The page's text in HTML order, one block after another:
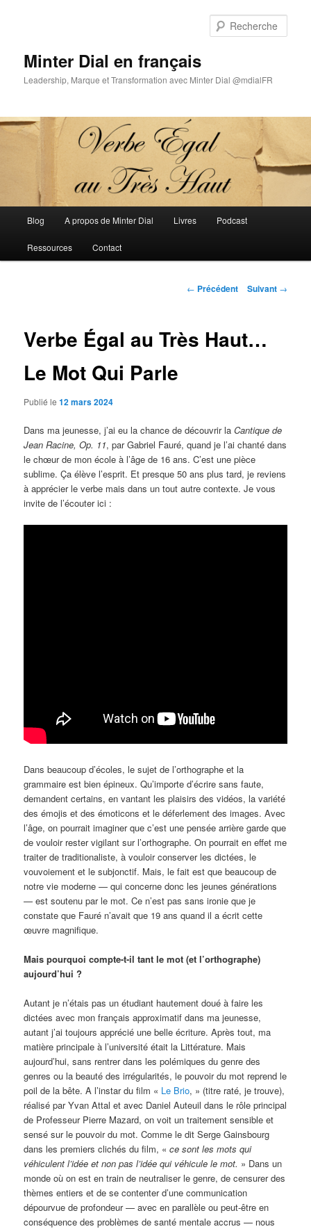
Minter Dial en français
Leadership, Marque et Transformation avec Minter Dial @mdialFR
principal
Blog A propos de Minter Dial Livres Podcast
Ressources Contact
Navigation
← Précédent Suivant →
Verbe Égal au Très Haut…
Le Mot Qui Parle
Publié le12 mars 2024
Dans ma jeunesse, j’ai eu la chance de découvrir laCantique de
Jean Racine, Op. 11, par Gabriel Fauré, quand je l’ai chanté dans
le chœur de mon école à l’âge de 16 ans. C’est une pièce
sublime. Ça élève l’esprit. Et presque 50 ans plus tard, je reviens
à apprécier le verbe mais dans un tout autre contexte. Je vous
invite de l’écouter ici :
Dans beaucoup d’écoles, le sujet de l’orthographe et la
grammaire est bien épineux. Qu’importe d’écrire sans faute,
demandent certains, en vantant les plaisirs des vidéos, la variété
des émojis et des émoticons et le déferlement des images. Avec
l’âge, on pourrait imaginer que c’est une pensée arrière garde que
de vouloir rester vigilant sur l’orthographe. On pourrait en effet me
traiter de traditionaliste, à vouloir conserver les dictées, le
vouvoiement et le subjonctif. Mais, le fait est que beaucoup de
notre vie moderne — qui concerne donc les jeunes générations
— est soutenu par le mot. Ce n’est pas sans ironie que je
constate que Fauré n’avait que 19 ans quand il a écrit cette
œuvre magnifique.
Mais pourquoi compte-t-il tant le mot (et l’orthographe)
aujourd’hui ?
Autant je n’étais pas un étudiant hautement doué à faire les
dictées avec mon français approximatif dans ma jeunesse,
autant j’ai toujours apprécié une belle écriture. Après tout, ma
matière principale à l’université était la Littérature. Mais
aujourd’hui, sans rentrer dans les polémiques du genre des
genres ou la beauté des irrégularités, le pouvoir du mot reprend le
poil de la bête. A l’instar du film « Le Brio, » (titre raté, je trouve),
réalisé par Yvan Attal et avec Daniel Auteuil dans le rôle principal
de Professeur Pierre Mazard, on voit un traitement sensible et
sensé sur le pouvoir du mot. Comme le dit Serge Gainsbourg
dans les premiers clichés du film, «ce sont les mots qui
véhiculent l’idée et non pas l’idée qui véhicule le mot. » Dans un
monde où on est en train de neutraliser le genre, de censurer des
thèmes entiers et de se contenter d’une communication
dépourvue de profondeur — avec en parallèle ou peut-être en
conséquence des problèmes de santé mentale accrus — nous